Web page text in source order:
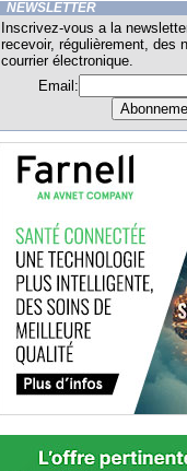
NEWSLETTER
Inscrivez-vous a la
recevoir, régulièrement, des
courrier électronique.
Email: